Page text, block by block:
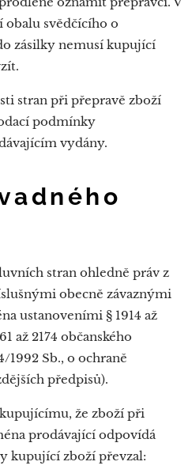
obalu svědčícího o
zásilky nemusí kupující
stran při přepravě zboží
podmínky
vydány.
stran ohledně práv z
obecně závaznými
ustanoveními § 1914 až
až 2174 občanského
1992 Sb., o ochraně
předpisů).
že zboží při
prodávající odpovídá
kupující zboží převzal: